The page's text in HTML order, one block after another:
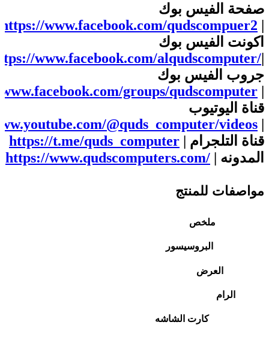
صفحة الفيس بوك
|
https://www.facebook.com/qudscompuer2
اكونت الفيس بوك
|
www.facebook.com/alqudscomputer/
جروب الفيس بوك
|
groups/qudscomputer
قناة اليوتيوب
|
@quds_computer/videos
قناة التلجرام | https://t.me/quds_computer
المدونه | https://www.qudscomputers.com/
مواصفات للمنتج
ملخص
البروسيسور
العرض
الرام
كارت الشاشه